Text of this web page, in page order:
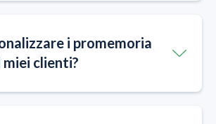
i promemoria
clienti?